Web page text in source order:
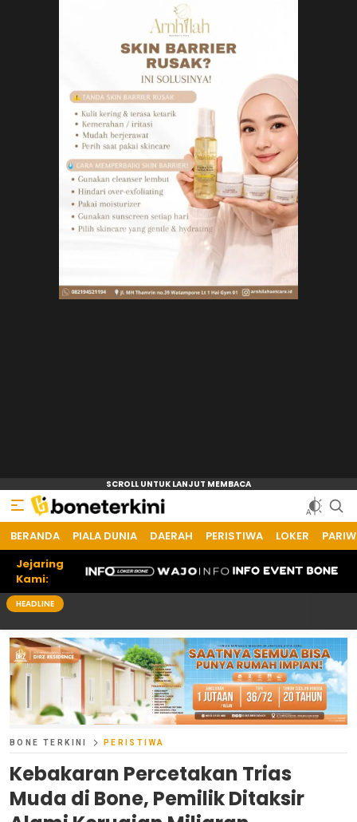
BERANDA PIALA DUNIA DAERAH PERISTIWA LOKER
Jejaring
Kami:
HEADLINE
BONE TERKINI PERISTIWA
Kebakaran Percetakan Trias
Muda di Bone, Pemilik Ditaksir